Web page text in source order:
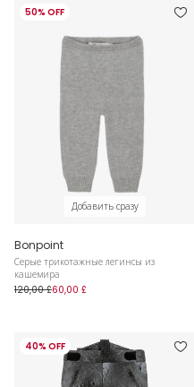
50% OFF
Добавить сразу
Bonpoint
Серые трикотажные легинсы из
кашемира
120,00 £60,00 £
40% OFF